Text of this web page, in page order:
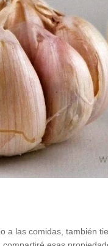
a las comidas, también